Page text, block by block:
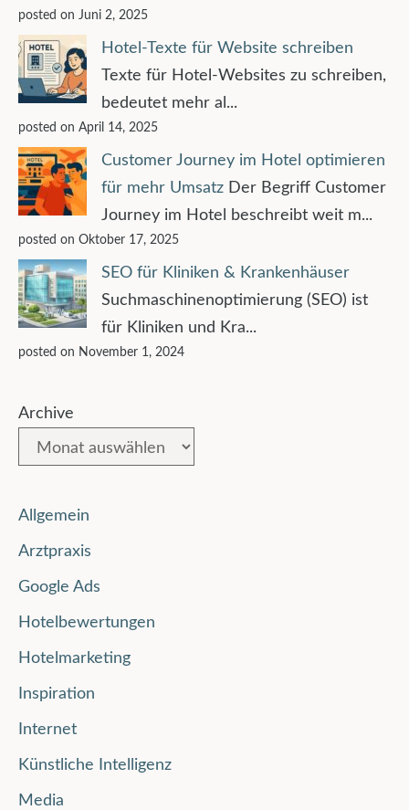
posted on Juni 2, 2025
Hotel-Texte für Website schreiben
Texte für Hotel-Websites zu schreiben,
bedeutet mehr al...
posted on April 14, 2025
Customer Journey im Hotel optimieren
für mehr Umsatz Der Begriff Customer
Journey im Hotel beschreibt weit m...
posted on Oktober 17, 2025
SEO für Kliniken & Krankenhäuser
Suchmaschinenoptimierung (SEO) ist
für Kliniken und Kra...
posted on November 1, 2024
Archive
Allgemein
Arztpraxis
Google Ads
Hotelbewertungen
Hotelmarketing
Inspiration
Internet
Künstliche Intelligenz
Media